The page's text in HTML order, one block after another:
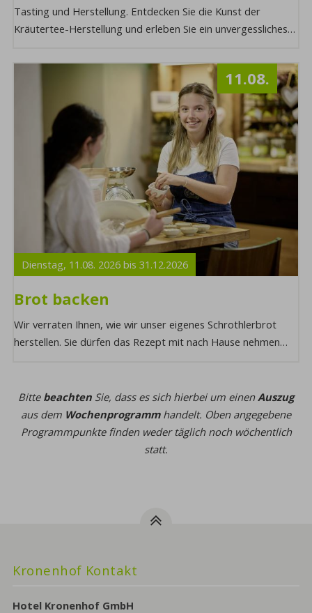
Tasting und Herstellung. Entdecken Sie die Kunst der
Kräutertee-Herstellung und erleben Sie ein unvergessliches
Dienstag, 11.08. 2026 bis31.12.2026
11.08.
Brot backen
Wir verraten Ihnen, wie wir unser eigenes Schrothlerbrot
herstellen. Sie dürfen das Rezept mit nach Hause nehmen
Bitte beachten Sie, dass es sich hierbei um einen Auszug
aus dem Wochenprogrammhandelt. Oben angegebene
Programmpunkte finden weder täglich noch wöchentlich
statt.
Kronenhof Kontakt
Hotel Kronenhof GmbH